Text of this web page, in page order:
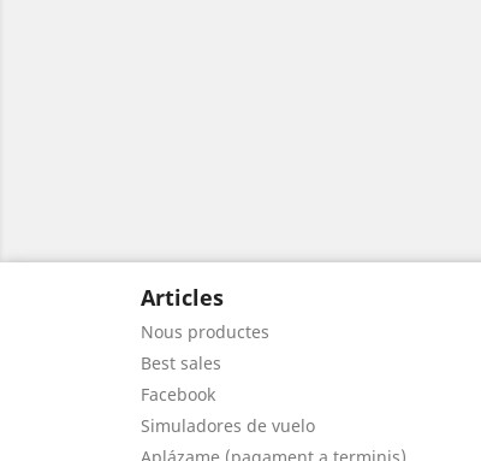
Articles
Nous productes
Best sales
Facebook
Simuladores de vuelo